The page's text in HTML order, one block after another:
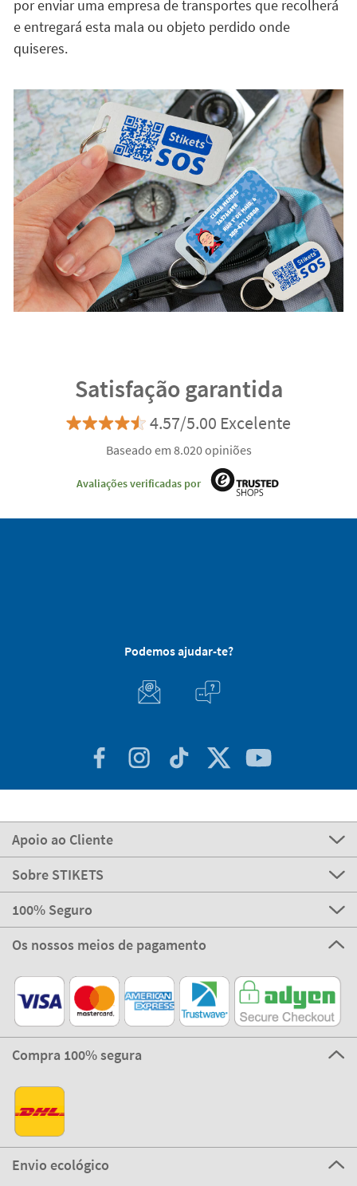
por enviar uma empresa de transportes que recolherá
e entregará esta mala ou objeto perdido onde
quiseres.
Satisfação garantida
4.57/5.00 Excelente
Baseado em 8.020 opiniões
Avaliações verificadas por
Podemos ajudar-te?
Apoio ao Cliente
Sobre STIKETS
100% Seguro
Os nossos meios de pagamento
Compra 100% segura
Envio ecológico